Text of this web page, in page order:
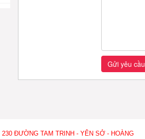
Gửi yêu cầu
230 ĐƯỜNG TAM TRINH - YÊN SỞ - HOÀNG